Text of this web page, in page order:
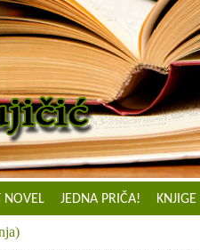
NOVEL JEDNA PRIČA! KNJIGE